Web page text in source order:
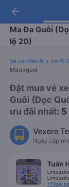
-
arrow_back
Ma Đa Guôi
lộ 20)
Vé xe khách xe đi
Madaguoi
Đặt mua vé
Guôi (Dọc
ưu đãi nhất:
Vexere
Ngày cập
Tuấn
+1 loại